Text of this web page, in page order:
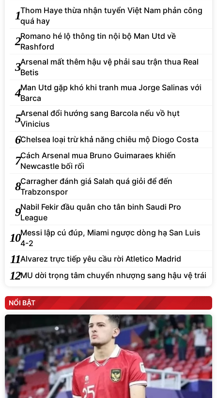
1Thom Haye thừa nhận tuyển Việt Nam phản công
quá hay
2Romano hé lộ thông tin nội bộ Man Utd về
Rashford
3Arsenal mất thêm hậu vệ phải sau trận thua Real
Betis
4Man Utd gặp khó khi tranh mua Jorge Salinas với
Barca
5Arsenal đổi hướng sang Barcola nếu vồ hụt
Vinicius
6Chelsea loại trừ khả năng chiêu mộ Diogo Costa
7Cách Arsenal mua Bruno Guimaraes khiến
Newcastle bối rối
8Carragher đánh giá Salah quá giỏi để đến
Trabzonspor
9Nabil Fekir đầu quân cho tân binh Saudi Pro
League
10Messi lập cú đúp, Miami ngược dòng hạ San Luis
4-2
11Alvarez trực tiếp yêu cầu rời Atletico Madrid
12MU dời trọng tâm chuyển nhượng sang hậu vệ trái
NỔI BẬT